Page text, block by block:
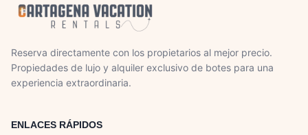
Reserva directamente con los propietarios al mejor precio.
Propiedades de lujo y alquiler exclusivo de botes para una
experiencia extraordinaria.
ENLACES RÁPIDOS